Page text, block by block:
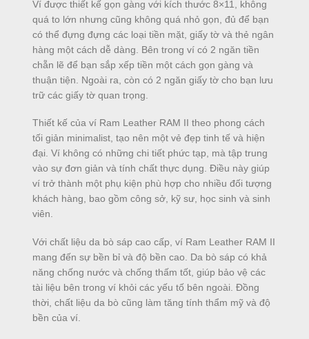
Ví được thiết kế gọn gàng với kích thước 8×11, không
quá to lớn nhưng cũng không quá nhỏ gọn, đủ để bạn
có thể đựng đựng các loại tiền mặt, giấy tờ và thẻ ngân
hàng một cách dễ dàng. Bên trong ví có 2 ngăn tiền
chẵn lẽ để bạn sắp xếp tiền một cách gọn gàng và
thuận tiện. Ngoài ra, còn có 2 ngăn giấy tờ cho bạn lưu
trữ các giấy tờ quan trọng.
Thiết kế của ví Ram Leather RAM II theo phong cách
tối giản minimalist, tạo nên một vẻ đẹp tinh tế và hiện
đại. Ví không có những chi tiết phức tạp, mà tập trung
vào sự đơn giản và tính chất thực dụng. Điều này giúp
ví trở thành một phụ kiện phù hợp cho nhiều đối tượng
khách hàng, bao gồm công sở, kỹ sư, học sinh và sinh
viên.
Với chất liệu da bò sáp cao cấp, ví Ram Leather RAM II
mang đến sự bền bỉ và độ bền cao. Da bò sáp có khả
năng chống nước và chống thấm tốt, giúp bảo vệ các
tài liệu bên trong ví khỏi các yếu tố bên ngoài. Đồng
thời, chất liệu da bò cũng làm tăng tính thẩm mỹ và độ
bền của ví.